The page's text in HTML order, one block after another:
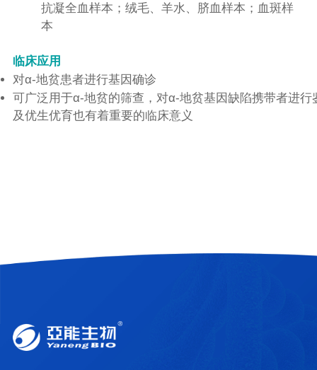
抗凝全血样本；绒毛、羊水、脐血样本；血斑样
本
临床应用
对α-地贫患者进行基因确诊
可广泛用于α-地贫的筛查，对α-地贫基因缺陷携带者进
及优生优育也有着重要的临床意义